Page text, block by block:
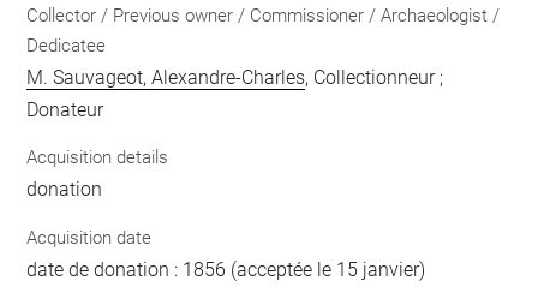
Collector / Previous owner / Commissioner / Archaeologist /
Dedicatee
M. Sauvageot, Alexandre-Charles, Collectionneur ;
Donateur
Acquisition details
donation
Acquisition date
date de donation : 1856 (acceptée le 15 janvier)